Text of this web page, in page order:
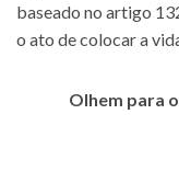
baseado no artigo
o ato de colocar a
Olhem para